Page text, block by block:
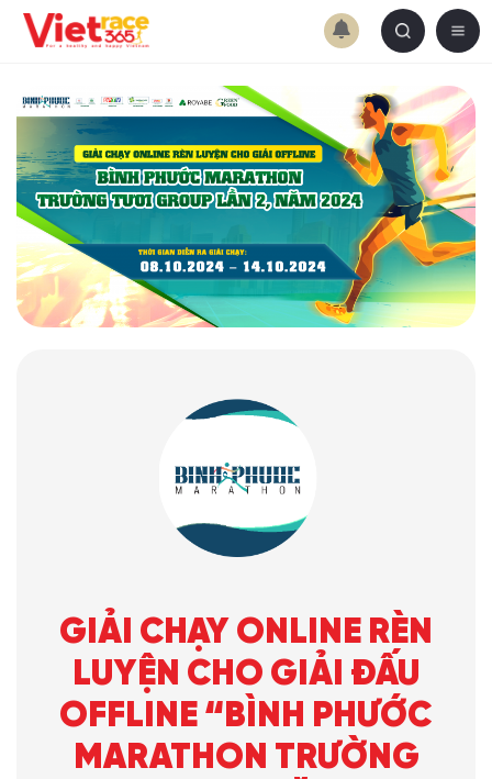
GIẢI CHẠY ONLINE RÈN
LUYỆN CHO GIẢI ĐẤU
OFFLINE “BÌNH PHƯỚC
MARATHON TRƯỜNG